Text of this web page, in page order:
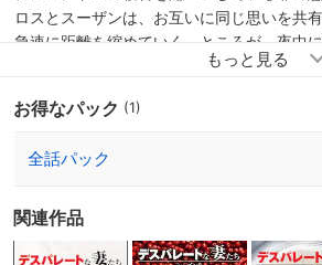
ロスとスーザンは、お互いに同じ思いを共
急速に距離を縮めていく。ところが、夜中
たマイクは、スーザンにカルロスとの関係
ーに迫る。だが脅迫状の送り主がチャック
の名前が・・・。
お得なパック (1)
全話パック
関連作品